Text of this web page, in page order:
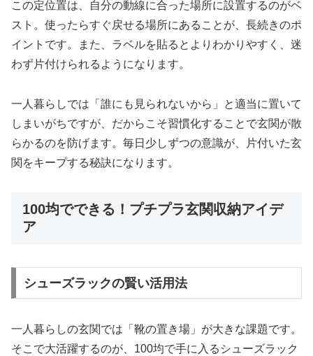
この定位置は、自分の動線に合った場所に設置するのがベ
スト。使ったらすぐ戻せる場所にあることが、長続きのポ
イントです。また、ラベルを貼るとよりわかりやすく、迷
わず片付けられるようになります。
一人暮らしでは「誰にも見られないから」と適当に置いて
しまいがちですが、だからこそ習慣化することで玄関が散
らかるのを防げます。毎日少しずつの意識が、片付いた玄
関をキープする秘訣になります。
100均でできる！プチプラ玄関収納アイデ
ア
シューズラックの賢い活用法
一人暮らしの玄関では「靴の置き場」が大きな課題です。
そこで大活躍するのが、100均で手に入るシューズラック